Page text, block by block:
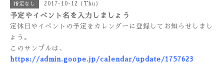
指定なし 2017-10-12 (Thu)
予定やイベント名を入力しましょう
定休日やイベントの予定をカレンダーに登録してお知らせしまし
ょう。
このサンプルは、
https://admin.goope.jp/calendar/update/1757623